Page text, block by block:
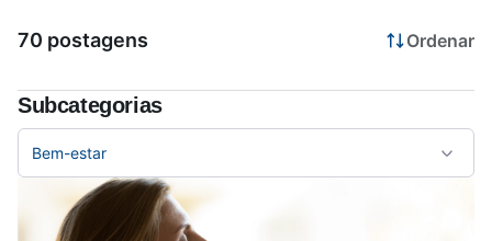
Saúde do homem
Vacinas
70 postagens Ordenar
Subcategorias
Bem-estar